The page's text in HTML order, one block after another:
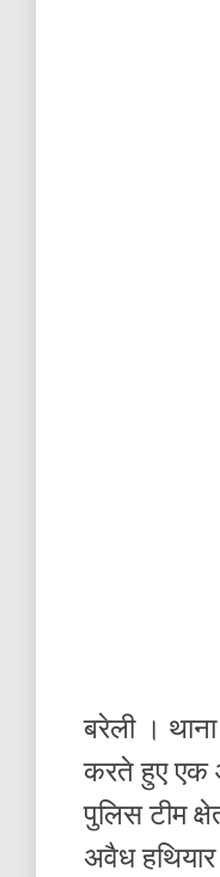
बरेली ।
करते हुए एक
पुलिस टीम
अवैध